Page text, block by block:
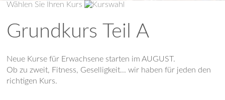
Wählen Sie Ihren Kurs
Grundkurs Teil A
Neue Kurse für Erwachsene starten im AUGUST.
Ob zu zweit, Fitness, Geselligkeit... wir haben für jeden den
richtigen Kurs.